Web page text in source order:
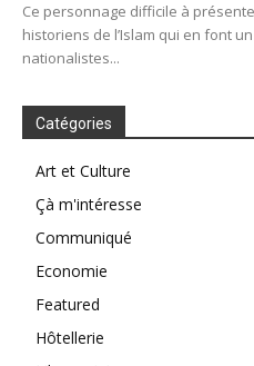
Ce personnage difficile à
historiens de l’Islam qui en font
nationalistes...
Catégories
Art et Culture
Çà m'intéresse
Communiqué
Economie
Featured
Hôtellerie